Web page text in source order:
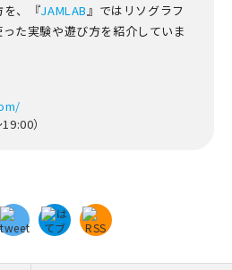
を、『JAMLAB』ではリソグラフ
た実験や遊び方を紹介していま
）